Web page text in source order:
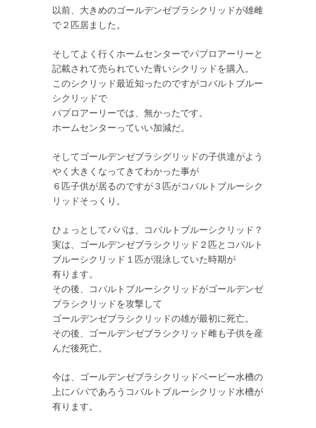
以前、大きめのゴールデンゼブラシクリッドが雄雌
で２匹居ました。
そしてよく行くホームセンターでパプロアーリーと
記載されて売られていた青いシクリッドを購入。
このシクリッド最近知ったのですがコバルトブルー
シクリッドで
パプロアーリーでは、無かったです。
ホームセンターっていい加減だ。
そしてゴールデンゼブラシグリッドの子供達がよう
やく大きくなってきてわかった事が
６匹子供が居るのですが３匹がコバルトブルーシク
リッドそっくり。
ひょっとしてパパは、コバルトブルーシクリッド？
実は、ゴールデンゼブラシクリッド２匹とコバルト
ブルーシクリッド１匹が混泳していた時期が
有ります。
その後、コバルトブルーシクリッドがゴールデンゼ
ブラシクリッドを攻撃して
ゴールデンゼブラシクリッドの雄が最初に死亡。
その後、ゴールデンゼブラシクリッド雌も子供を産
んだ後死亡。
今は、ゴールデンゼブラシクリッドベービー水槽の
上にパパであろうコバルトブルーシクリッド水槽が
有ります。